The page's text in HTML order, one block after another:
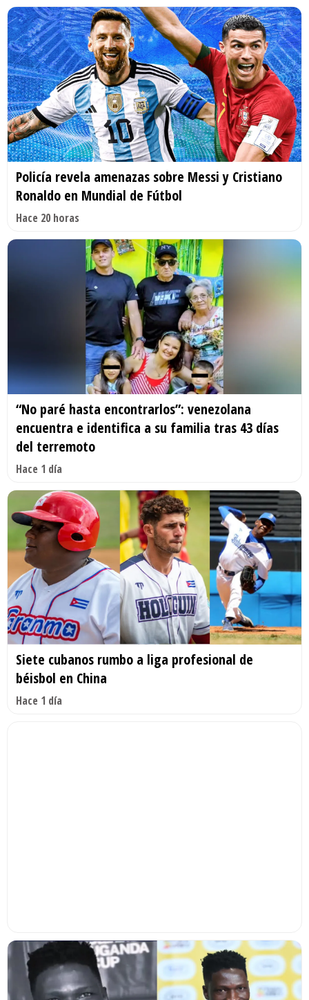
Policía revela amenazas sobre Messi y Cristiano
Ronaldo en Mundial de Fútbol
Hace 20 horas
“No paré hasta encontrarlos”: venezolana
encuentra e identifica a su familia tras 43 días
del terremoto
Hace 1 día
Siete cubanos rumbo a liga profesional de
béisbol en China
Hace 1 día